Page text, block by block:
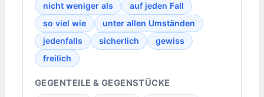
nicht weniger als
auf jeden Fall
so viel wie
unter allen Umständen
jedenfalls
sicherlich
gewiss
freilich
GEGENTEILE & GEGENSTÜCKE